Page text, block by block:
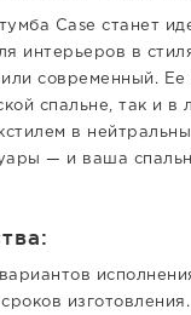
Case станет
интерьеров в
или современный.
спальне, так и
в
— и ваша
изготовления.